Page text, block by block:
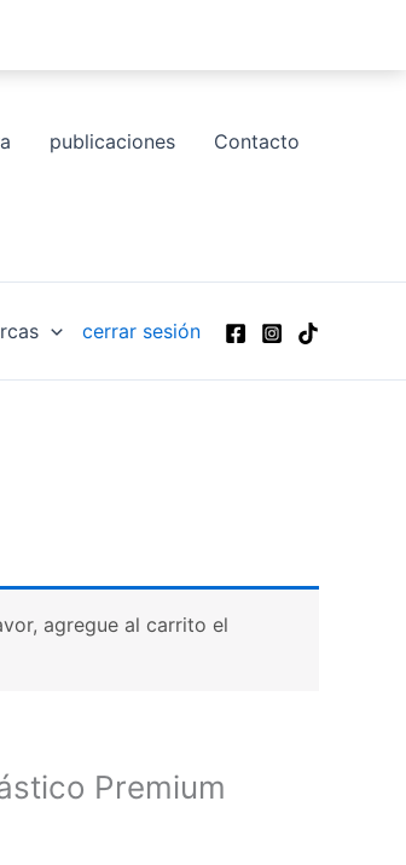
publicaciones Contacto
cerrar sesión
agregue al carrito el
Premium